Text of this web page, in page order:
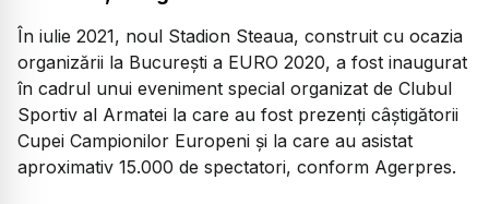
În iulie 2021, noul Stadion Steaua, construit cu ocazia
organizării la Bucureşti a EURO 2020, a fost inaugurat
în cadrul unui eveniment special organizat de Clubul
Sportiv al Armatei la care au fost prezenţi câştigătorii
Cupei Campionilor Europeni şi la care au asistat
aproximativ 15.000 de spectatori, conform Agerpres.